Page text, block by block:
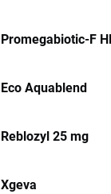
Promegabiotic-F
Eco Aquablend
Reblozyl 25 mg
Xgeva